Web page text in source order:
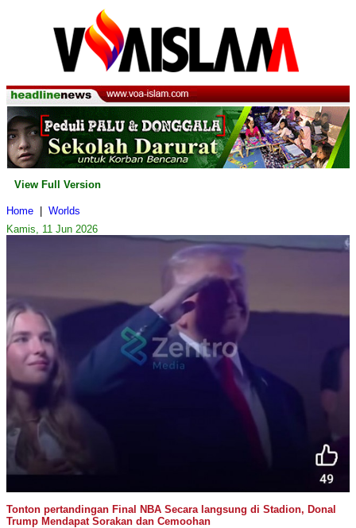
View Full Version
Home
Worlds
Kamis, 11 Jun 2026
Tonton pertandingan Final NBA Secara langsung di Stadion, Donal
Trump Mendapat Sorakan dan Cemoohan